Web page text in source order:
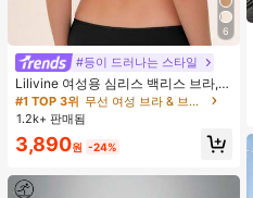
6
#등이 드러나는 스타일
Lilivine 여성용 심리스 백리스 브라,
백리스 디자인의 섹시한 여름 브라, 브
라이덜 브라, 조절 가능한 숄더 스트랩
3개 포함, 편안하고 통기성이 좋으며
결혼식, 공식적인 행사에 적합하며 캐
미솔과 함께 착용할 수 있습니다.
#1 TOP 3위
무선 여성 브라 & 브랄렛
1.2k+ 판매됨
3,890원 -24%